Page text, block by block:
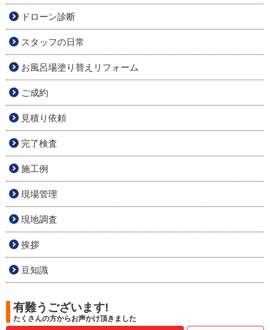
ドローン診断
スタッフの日常
お風呂場塗り替えリフォーム
ご成約
見積り依頼
完了検査
施工例
現場管理
現地調査
挨拶
豆知識
有難うございます!
たくさんの方からお声かけ頂きました